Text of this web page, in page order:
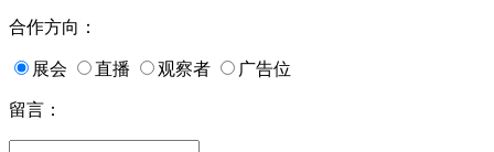
合作方向：
展会 直播 观察者 广告位
留言：